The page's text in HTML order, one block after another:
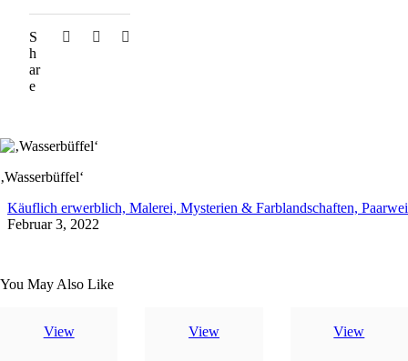
S
h
ar
e
‚Wasserbüffel‘
Käuflich erwerblich, Malerei, Mysterien & Farblandschaften,
Februar 3, 2022
You May Also Like
View View View